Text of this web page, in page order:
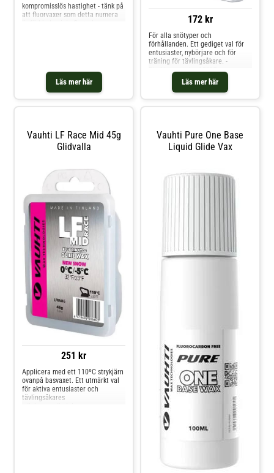
Läs mer här
kompromisslös hastighet - tänk på
att fluorvaxer som detta numera
172 kr
Läs mer här
För alla snötyper och
förhållanden. Ett gediget val för
entusiaster, nybörjare och för
träning för tävlingsåkare. -
Stryktemperatur 150ºC -
Förpackningsstorlek 60 gram När
du applicerar detta eller något
annat vax som innehåller flu
Vauhti LF Race Mid 45g
Glidvalla
251 kr
Applicera med ett 110ºC strykjärn
ovanpå basvaxet. Ett utmärkt val
för aktiva entusiaster och
tävlingsåkares
Vauhti Pure One Base
Liquid Glide Vax